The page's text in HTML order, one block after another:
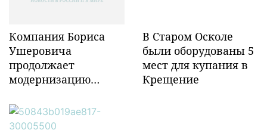
Компания Бориса
Ушеровича
продолжает
модернизацию
инфраструктуры в
Забайкалье
В Старом Осколе
были оборудованы 5
мест для купания в
Крещение